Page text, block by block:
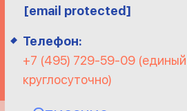
[email protected]
Телефон:
+7 (495) 729-59-09
круглосуточно)